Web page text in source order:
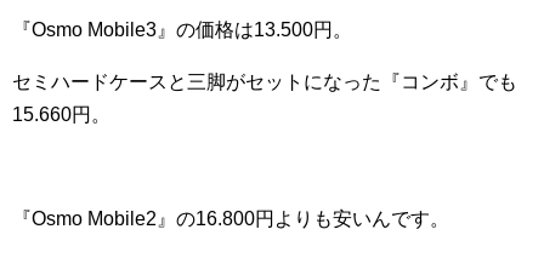
『Osmo Mobile3』の価格は13.500円。
セミハードケースと三脚がセットになった『コンボ』でも
15.660円。
『Osmo Mobile2』の16.800円よりも安いんです。